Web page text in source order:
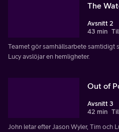
The
Avsnitt 2
43 min
Teamet gör samhällsarbete samtidigt
Lucy avslöjar en hemligheter.
Out of
Avsnitt 3
42 min
John letar efter Jason Wyler, Tim och